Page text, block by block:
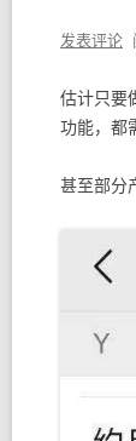
发表评论
估计只要
功能，都
甚至部分